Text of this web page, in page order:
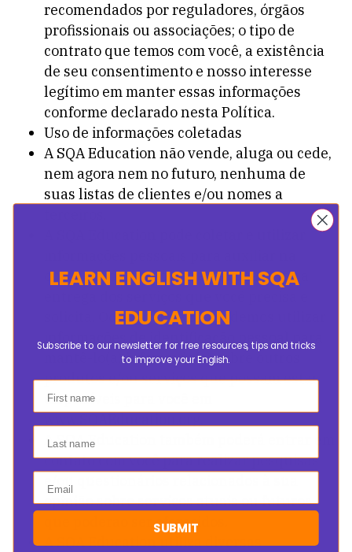
recomendados por reguladores, órgãos
profissionais ou associações; o tipo de
contrato que temos com você, a existência
de seu consentimento e nosso interesse
legítimo em manter essas informações
conforme declarado nesta Política.
Uso de informações coletadas
A SQA Education não vende, aluga ou cede,
nem agora nem no futuro, nenhuma de
suas listas de clientes e/ou nomes a
operação do nosso site e para garantir a
solicita. Ocasionalmente, podemos utilizar
informações de identificação pessoal para
mantê-lo(a) informado(a) sobre outros
produtos e/ou serviços que possam estar
disponíveis para você em
A SQA Education também poderá entrar em
contato com você para realizar pesquisas
e/ou questionários relacionados à sua
opinião sobre serviços atuais ou futuros
que poderão ser oferecidos.
A SQA Education utiliza diversas
LEARN ENGLISHWITH SQA
EDUCATION
Subscribe to our newsletter for free resources, tips and tricks
to improve your English.
SUBMIT